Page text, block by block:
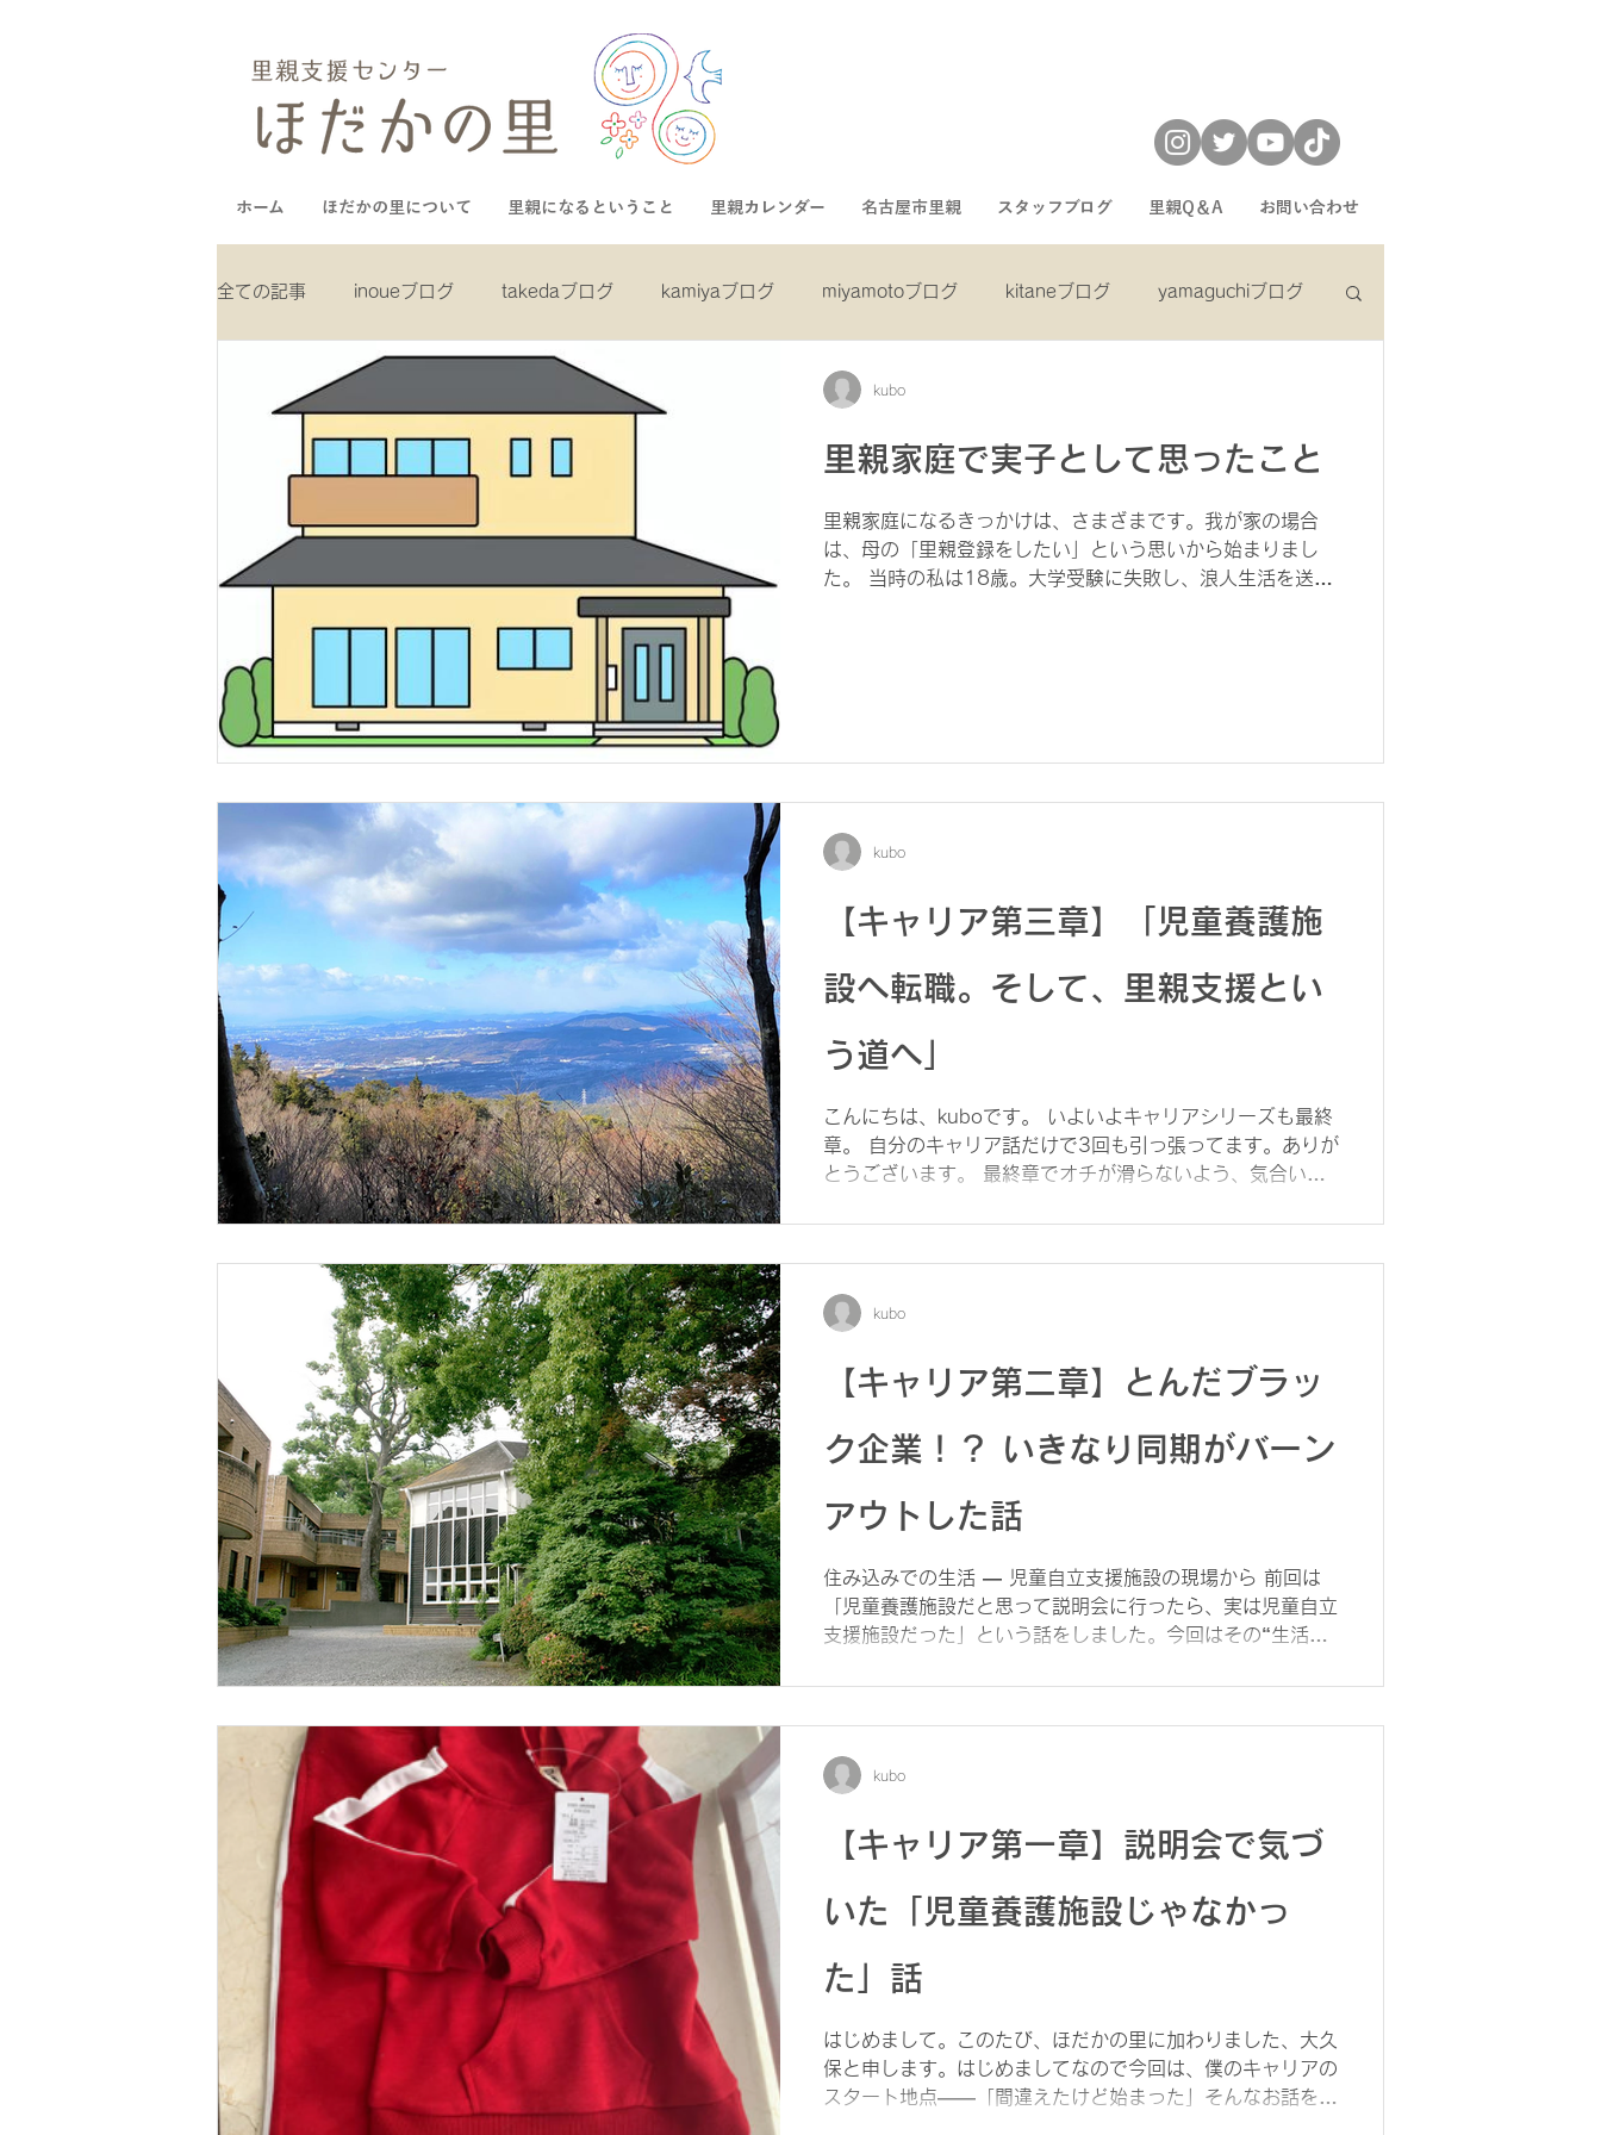
ホーム ほだかの里について 里親になるということ 里親カレンダー 名古屋市里親 スタッフブログ 里親Q＆A お問い合わせ
全ての記事 inoueブログ takedaブログ kamiyaブログ miyamotoブログ kitaneブログ yamaguchiブログ
muneブログ asaiブログ misekiブログ
gotoブログ nakaブログ
里親家庭で実子として思ったこと
里親家庭になるきっかけは、さまざまです。我が家の場合
は、母の「里親登録をしたい」という思いから始まりまし
た。 当時の私は18歳。大学受験に失敗し、浪人生活を送っ
を覚えています。 彼は数週間後、一時保護が解除され、家
庭に戻っていきました。 その期間のある夜、リビングで何
気なく話していたときのことです。彼はぽつりと、自分の虐
した。 「ここでは安心して過ごせる。ここで過ごせたこと
ちになりました。そして初めて、母がなぜ里親を始めたの
か、その理由を少しだけ理解できた気がしました。
kubo
【キャリア第三章】「児童養護施
設へ転職。そして、里親支援とい
う道へ」
こんにちは、kuboです。 いよいよキャリアシリーズも最終
章。 自分のキャリア話だけで3回も引っ張ってます。ありが
とうございます。 最終章でオチが滑らないよう、気合い入
たあと、地元に戻り、 児童養護施設を2か所経験しました。
1か所目は中舎制。子どもがわんさかいる学童ユニットで、
10人。僕はこの2ユニットを経験しました。 正直、「これ
ブルが発生するので立ち止まる暇はありませんでした。児童
自立支援施設もまあ大変だったけど、児童養護施設も負けて
ません。 大舎や中舎の施設では、個々のニーズに丁寧に応
えるなんて、理想であり、幻。 「衣・食・住」を回すこと
急対応や進路支援が必要な子どもが優先になり、全員に十分
いのかと疑問に思う日はありましたが、その現実を変えるべ
く働き方を変えて行こうにも児童
kubo
【キャリア第二章】とんだブラッ
ク企業！？ いきなり同期がバーン
アウトした話
住み込みでの生活 ― 児童自立支援施設の現場から 前回は
「児童養護施設だと思って説明会に行ったら、実は児童自立
支援施設だった」という話をしました。今回はその“生活
設の職員の仕事を一言でいえば、...
kubo
【キャリア第一章】説明会で気づ
いた「児童養護施設じゃなかっ
た」話
はじめまして。このたび、ほだかの里に加わりました、大久
保と申します。はじめましてなので今回は、僕のキャリアの
スタート地点――「間違えたけど始まった」そんなお話をさ
kubo